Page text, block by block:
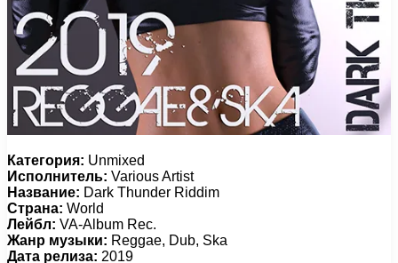
Категория: Unmixed
Исполнитель: Various Artist
Название: Dark Thunder Riddim
Страна: World
Лейбл: VA-Album Rec.
Жанр музыки: Reggae, Dub, Ska
Дата релиза: 2019